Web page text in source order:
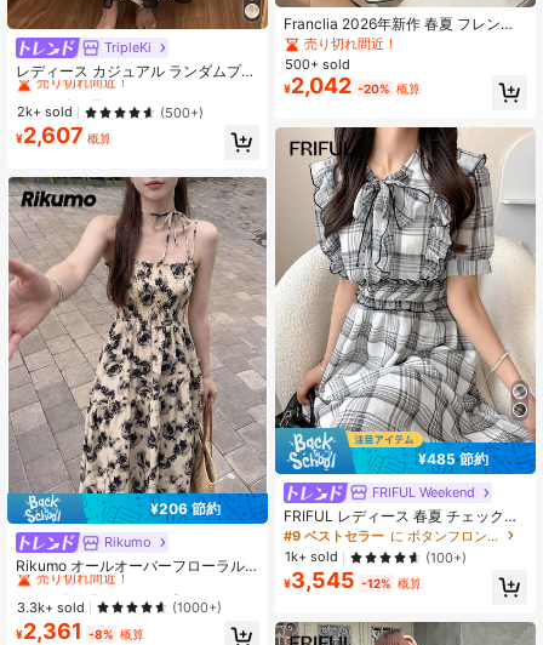
TripleKi
レディース カジュアル ランダムプリ
ント ルーズ コールドショルダー 夏
用ワンピース バケーション向け エレ
ガント ブラック サンドレス
#3 ベストセラー
売り切れ間近！
#3 ベストセラー
売り切れ間近！
#3 ベストセラー
売り切れ間近！
#3 ベストセラー
2k+ sold (500+)
¥2,607 概算
¥206 節約
Rikumo
Rikumo オールオーバーフローラル
プリント シャーリングボディキャミ
ワンピース 夏冬
#1 ベストセラー
売り切れ間近！
#1 ベストセラー
売り切れ間近！
#1 ベストセラー
売り切れ間近！
#1 ベストセラー
に ファブリック ファブリックマキシドレス
3.3k+ sold (1000+)
¥2,361 -8% 概算
Franclia 2026年新作 春夏 フレンチ
ロマンティックスタイルドレス、エ
レガントなデザイン、コントラスト
のある黒いトリミング、オフショル
ダー フリルヘム、ウエストマーク、
Aラインマキシドレス、ノースリー
ブ、デイリーやソーシャルシーンに
適しています
売り切れ間近！
500+ sold
¥2,042 -20% 概算
¥485 節約
FRIFUL Weekend
FRIFUL レディース 春夏 チェック柄
ウエストシェイプ プリーツ フリルト
リム フレアスカート フィット カジ
ュアル 万能 ロングワンピース
#9 ベストセラー
に ボタンフロント 女性のドレス
1k+ sold
(100+)
¥3,545 -12% 概算